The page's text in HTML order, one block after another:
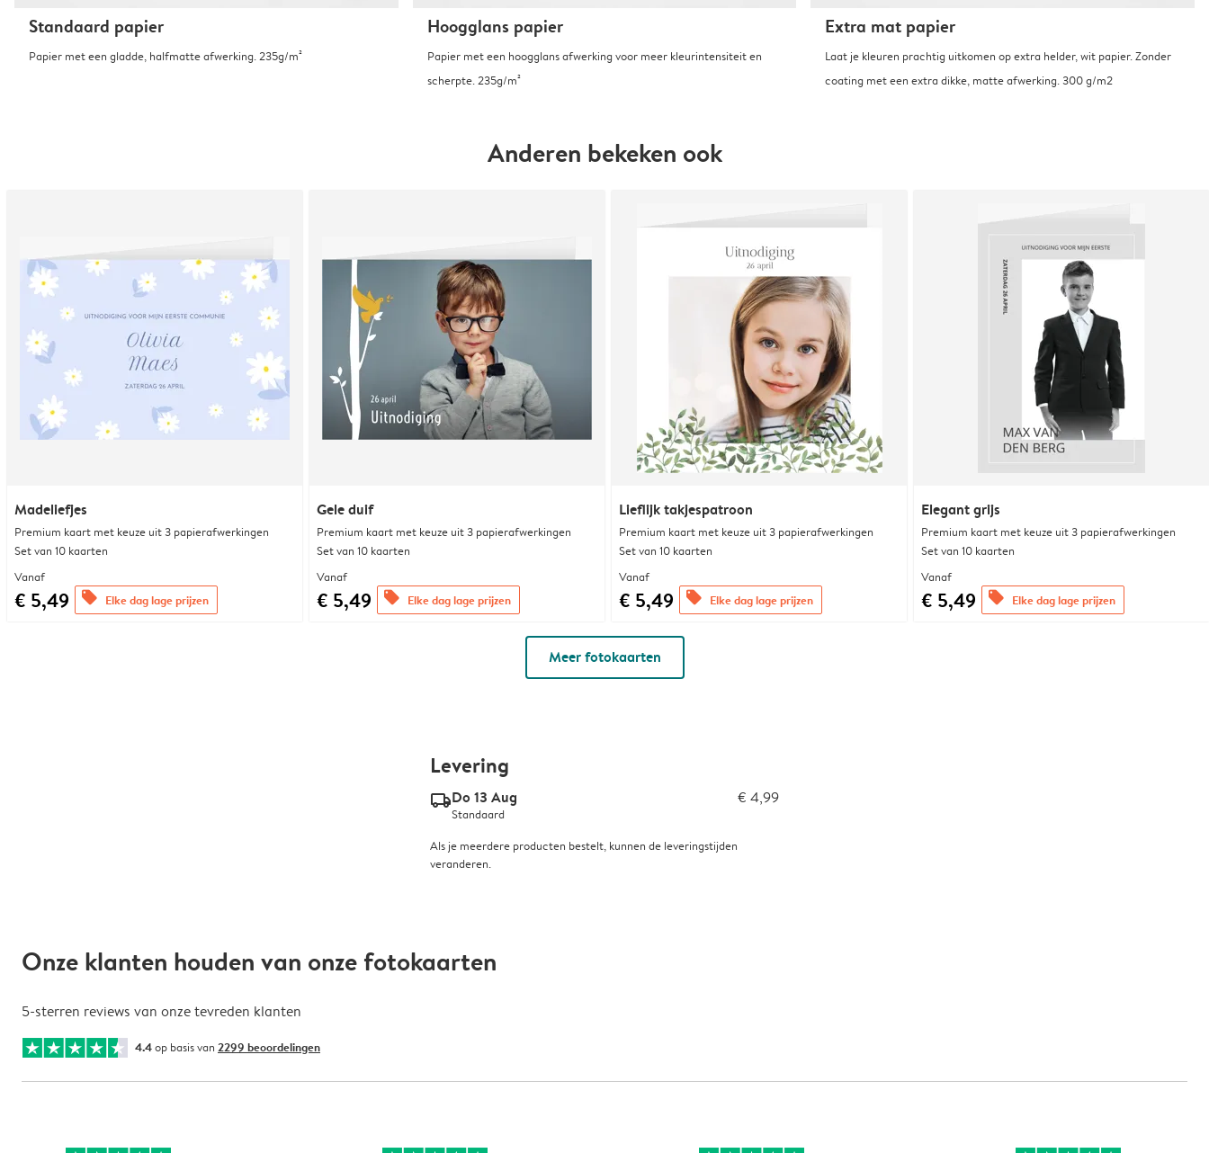
Standaard papier
Papier met een gladde, halfmatte afwerking. 235g/m²
Hoogglans papier
Papier met een hoogglans afwerking voor meer kleurintensiteit en
scherpte. 235g/m²
Extra mat papier
Laat je kleuren prachtig uitkomen op extra helder, wit papier. Zonder
coating met een extra dikke, matte afwerking. 300 g/m2
Anderen bekeken ook
Madeliefjes
Premium kaart met keuze uit 3 papierafwerkingen
Set van 10 kaarten
Vanaf
€ 5,49 offers Elke dag lage prijzen
Gele duif
Premium kaart met keuze uit 3 papierafwerkingen
Set van 10 kaarten
Vanaf
€ 5,49 offers Elke dag lage prijzen
Lieflijk takjespatroon
Premium kaart met keuze uit 3 papierafwerkingen
Set van 10 kaarten
Vanaf
€ 5,49 offers Elke dag lage prijzen
Elegant grijs
Premium kaart met keuze uit 3 papierafwerkingen
Set van 10 kaarten
Vanaf
€ 5,49 offers Elke dag lage prijzen
Meer fotokaarten
Levering
delivery_standard_v2Do 13 Aug € 4,99
Standaard
Als je meerdere producten bestelt, kunnen de leveringstijden
veranderen.
Onze klanten houden van onze fotokaarten
5-sterren reviews van onze tevreden klanten
4.4op basis van 2299 beoordelingen